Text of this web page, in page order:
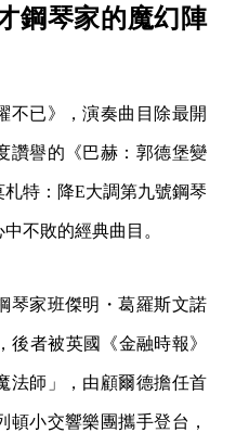
鋼琴家的魔幻陣
不已》，演奏曲目除最開
讚譽的《巴赫：郭德堡變
特：降E大調第九號鋼琴
不敗的經典曲目。
琴家班傑明・葛羅斯文諾
後者被英國《金融時報》
法師」，由顧爾德擔任首
頓小交響樂團攜手登台，